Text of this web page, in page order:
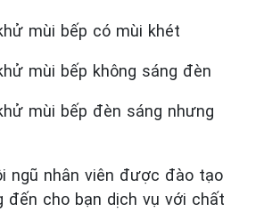
mùi bếp có mùi khét
mùi bếp không sáng đèn
mùi bếp đèn sáng nhưng
ngũ nhân viên được đào tạo
đến cho bạn dịch vụ với chất